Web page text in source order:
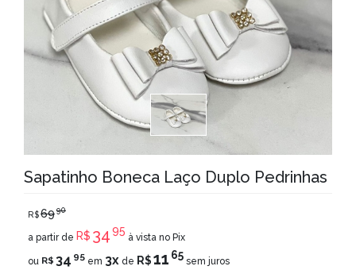
Sapatinho Boneca Laço Duplo Pedrinhas
R$6990
a partir de R$ 3495
à vista no Pix
ou R$ 34 95 em 3x de R$11 65
sem juros